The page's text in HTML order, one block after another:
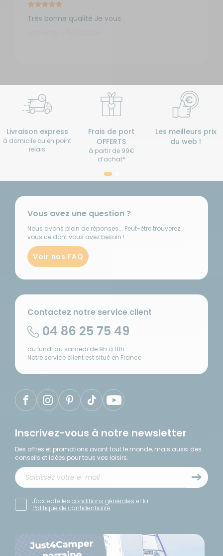
Très bonne qualité Je vous
Livraison express
à domicile ou en point
relais
Frais de port
OFFERTS
à partir de 99€
d’achat*
Les meilleurs prix
du web !
Vous avez une question ?
Nous avons plein de réponses... Peut-être trouverez
vous ce dont vous avez besoin !
Voir nos FAQ
Contactez notre service client
04 86 25 75 49
du lundi au samedi de 9h à 18h
Notre service client est situé en France
Inscrivez-vous à notre newsletter
Des offres et promotions avant tout le monde, mais aussi des
conseils et idées pour tous vos loisirs.
J'accepte les conditions générales et la
Politique de confidentialité